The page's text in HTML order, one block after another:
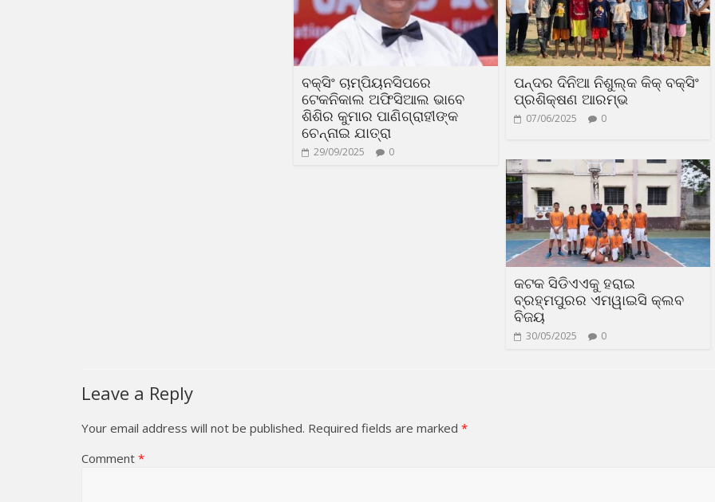
ବକ୍ସିଂ ଚାମ୍ପିୟନସିପରେ
ଟେକନିକାଲ ଅଫିସିଆଲ ଭାବେ
ଶିଶିର କୁମାର ପାଣିଗ୍ରାହୀଙ୍କ
ଚେନ୍ନାଇ ଯାତ୍ରା
29/09/2025 0
ପନ୍ଦର ଦିନିଆ ନିଶୁଲ୍କ କିକ୍‌ ବକ୍ସିଂ
ପ୍ରଶିକ୍ଷଣ ଆରମ୍ଭ
07/06/2025 0
କଟକ ସିଡିଏଏକୁ ହରାଇ
ବ୍ରହ୍ମପୁରର ଏମୱାଇସି କ୍ଲବ
ବିଜୟ
30/05/2025 0
Leave a Reply
Your email address will not be published. Required fields are marked *
Comment *